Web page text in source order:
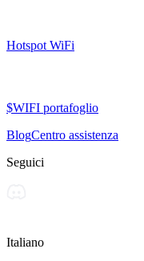
Hotspot WiFi
$WIFI portafoglio
BlogCentro assistenza
Seguici
Italiano